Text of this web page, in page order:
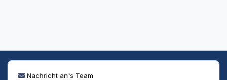
Nachricht an's Team